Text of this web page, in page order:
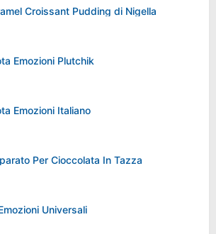
Croissant Pudding di Nigella
Emozioni Plutchik
Emozioni Italiano
Per Cioccolata In Tazza
Universali